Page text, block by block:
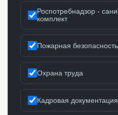
Роспотребнадзор -
комплект
Пожарная
Охрана труда
Кадровая документация